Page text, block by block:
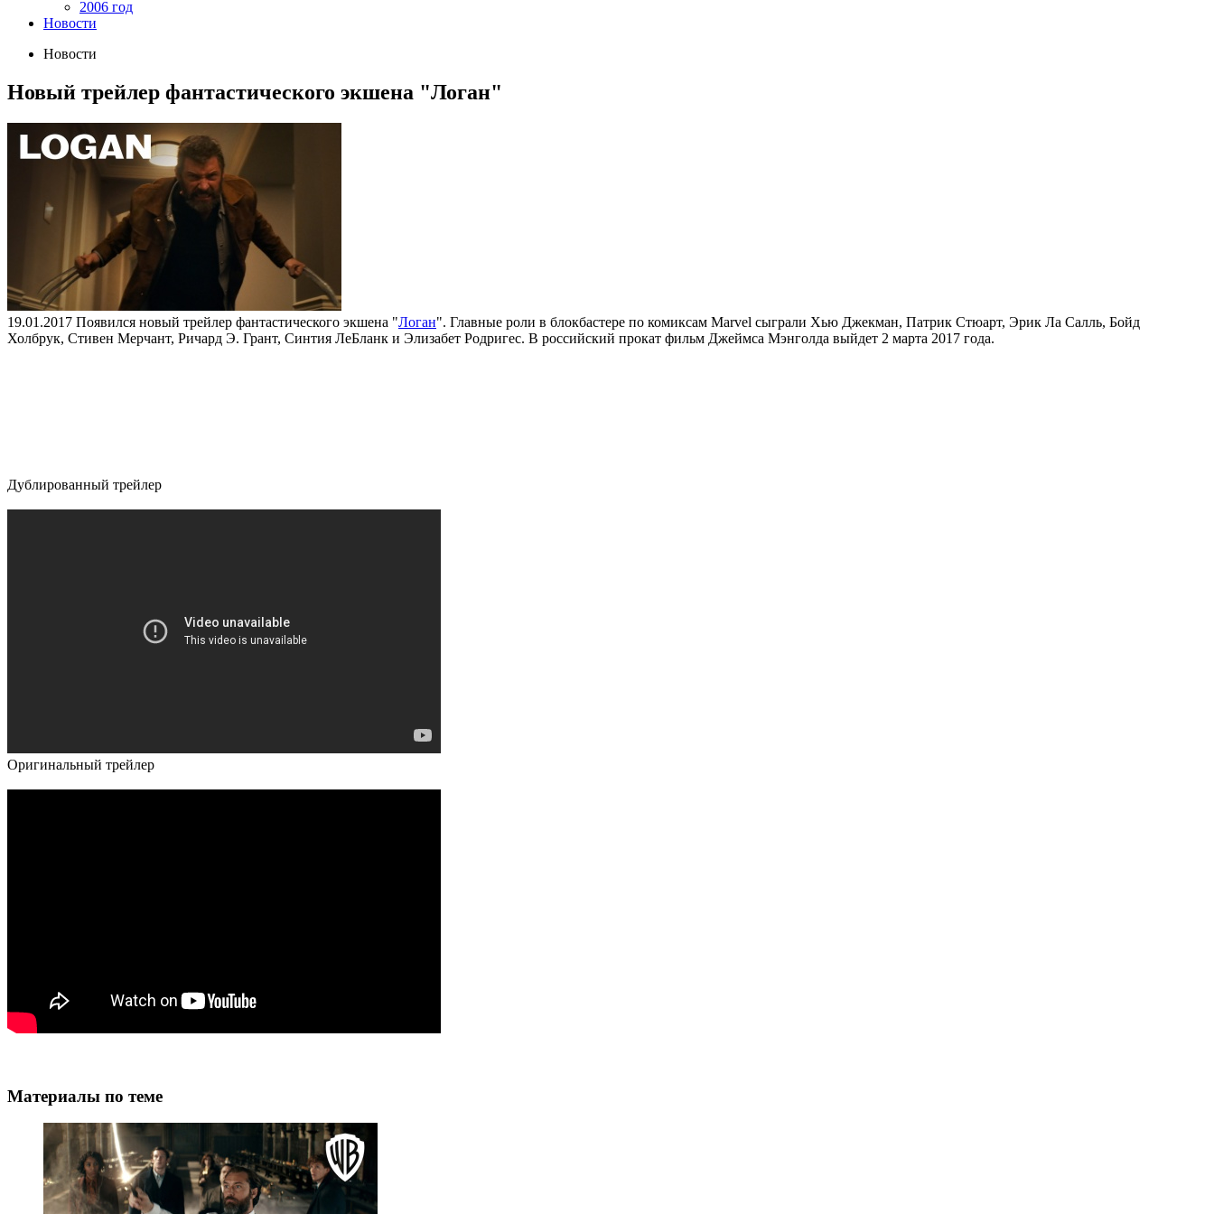
2006 год
Новости
Новости
Новый трейлер фантастического экшена "Логан"
19.01.2017 Появился новый трейлер фантастического экшена "Логан". Главные роли в блокбастере по комиксам Marvel сыграли Хью Джекман, Патрик Стюарт, Эрик Ла Салль, Бойд
Холбрук, Стивен Мерчант, Ричард Э. Грант, Синтия ЛеБланк и Элизабет Родригес. В российский прокат фильм Джеймса Мэнголда выйдет 2 марта 2017 года.
Дублированный трейлер
Оригинальный трейлер
Материалы по теме